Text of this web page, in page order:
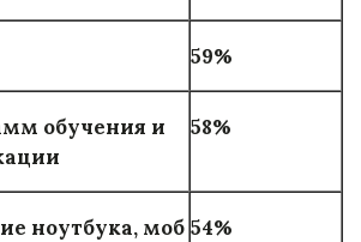
59%
обучения и
58%
ноутбука, моб 54%